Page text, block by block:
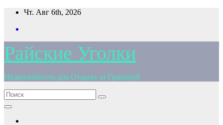
Перейти
содержимому
Чт. Авг 6th, 2026
Райские Уголки
Недвижимость для Отдыха за Границей